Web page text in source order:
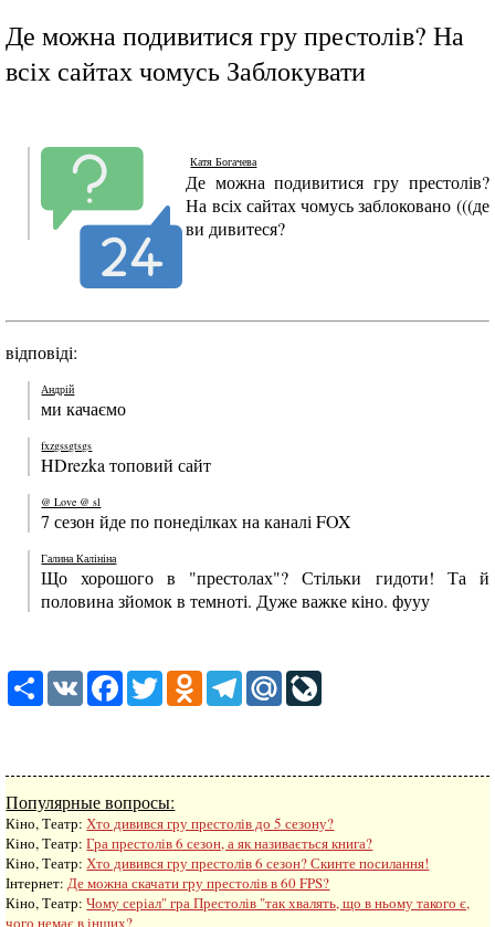
Де можна подивитися гру престолів? На
всіх сайтах чомусь Заблокувати
Катя Богачева
Де можна подивитися гру престолів?
На всіх сайтах чомусь заблоковано (((де
ви дивитеся?
відповіді:
Андрій
ми качаємо
fxzgssgtsgs
HDrezka топовий сайт
@ Love @ sl
7 сезон йде по понеділках на каналі FOX
Галина Калініна
Що хорошого в "престолах"? Стільки гидоти! Та й
половина зйомок в темноті. Дуже важке кіно. фууу
ShareVK FacebookTwitterOdnoklassniki
TelegramMail.Ru
Популярные вопросы:
Кіно, Театр:Хто дивився гру престолів до 5 сезону?
Кіно, Театр:Гра престолів 6 сезон, а як називається книга?
Кіно, Театр:Хто дивився гру престолів 6 сезон? Скинте посилання!
Інтернет:Де можна скачати гру престолів в 60 FPS?
Кіно, Театр:Чому серіал" гра Престолів "так хвалять, що в ньому такого є,
чого немає в інших?